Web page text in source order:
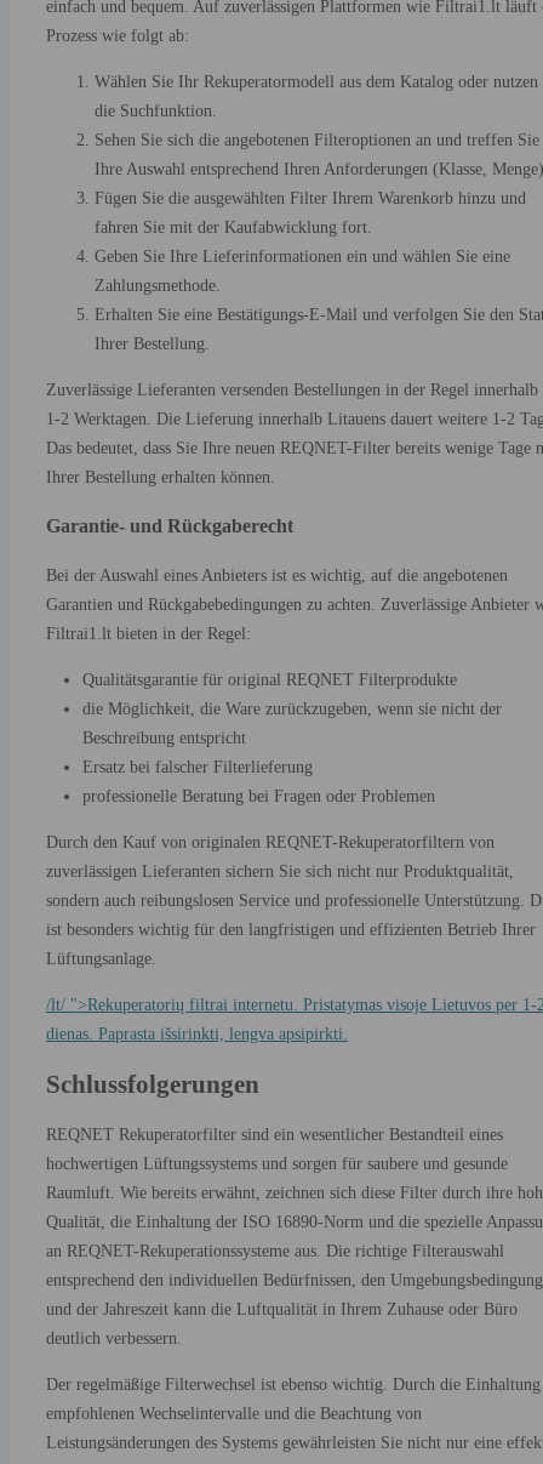
einfach und bequem. Auf zuverlässigen Plattformen wie Filtrai1.lt läuft
Prozess wie folgt ab:
Wählen Sie Ihr Rekuperatormodell aus dem Katalog oder nutzen
die Suchfunktion.
Sehen Sie sich die angebotenen Filteroptionen an und treffen Sie
Ihre Auswahl entsprechend Ihren Anforderungen (Klasse,
Fügen Sie die ausgewählten Filter Ihrem Warenkorb hinzu und
fahren Sie mit der Kaufabwicklung fort.
Geben Sie Ihre Lieferinformationen ein und wählen Sie eine
Zahlungsmethode.
Erhalten Sie eine Bestätigungs-E-Mail und verfolgen Sie den
Ihrer Bestellung.
Zuverlässige Lieferanten versenden Bestellungen in der Regel innerhalb
1-2 Werktagen. Die Lieferung innerhalb Litauens dauert weitere 1-2
Das bedeutet, dass Sie Ihre neuen REQNET-Filter bereits wenige Tage
Ihrer Bestellung erhalten können.
Garantie- und Rückgaberecht
Bei der Auswahl eines Anbieters ist es wichtig, auf die angebotenen
Garantien und Rückgabebedingungen zu achten. Zuverlässige Anbieter
Filtrai1.lt bieten in der Regel:
Qualitätsgarantie für original REQNET Filterprodukte
die Möglichkeit, die Ware zurückzugeben, wenn sie nicht der
Beschreibung entspricht
Ersatz bei falscher Filterlieferung
professionelle Beratung bei Fragen oder Problemen
Durch den Kauf von originalen REQNET-Rekuperatorfiltern von
zuverlässigen Lieferanten sichern Sie sich nicht nur Produktqualität,
sondern auch reibungslosen Service und professionelle Unterstützung.
ist besonders wichtig für den langfristigen und effizienten Betrieb Ihrer
Lüftungsanlage.
/lt/ ">Rekuperatorių filtrai internetu. Pristatymas visoje Lietuvos per 1-
dienas. Paprasta išsirinkti, lengva apsipirkti.
Schlussfolgerungen
REQNET Rekuperatorfilter sind ein wesentlicher Bestandteil eines
hochwertigen Lüftungssystems und sorgen für saubere und gesunde
Raumluft. Wie bereits erwähnt, zeichnen sich diese Filter durch ihre
Qualität, die Einhaltung der ISO 16890-Norm und die spezielle
an REQNET-Rekuperationssysteme aus. Die richtige Filterauswahl
entsprechend den individuellen Bedürfnissen, den
und der Jahreszeit kann die Luftqualität in Ihrem Zuhause oder Büro
deutlich verbessern.
Der regelmäßige Filterwechsel ist ebenso wichtig. Durch die
empfohlenen Wechselintervalle und die Beachtung von
Leistungsänderungen des Systems gewährleisten Sie nicht nur eine